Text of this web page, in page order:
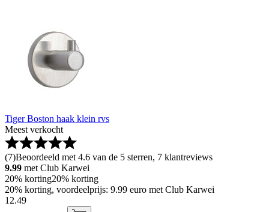
Tiger Boston haak klein rvs
Meest verkocht
(7)Beoordeeld met 4.6 van de 5 sterren, 7 klantreviews
9.99 met Club Karwei
20% korting20% korting
20% korting, voordeelprijs: 9.99 euro met Club Karwei
12.49